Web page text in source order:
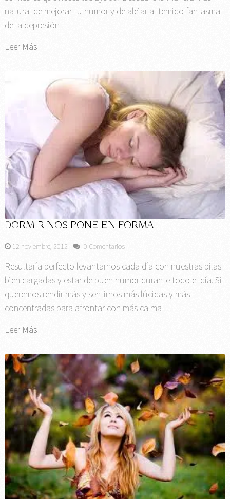
natural de mejorar tu humor y de alejar al temido fantasma
de la depresión …
Leer Más
DORMIR NOS PONE EN FORMA
12 noviembre, 2012 0 Comentarios
Resultaría perfecto levantarnos cada día con nuestras pilas
bien cargadas y estar de buen humor durante todo el día. Si
queremos rendir más y sentirnos más lúcidas y más
concentradas para afrontar con más calma …
Leer Más